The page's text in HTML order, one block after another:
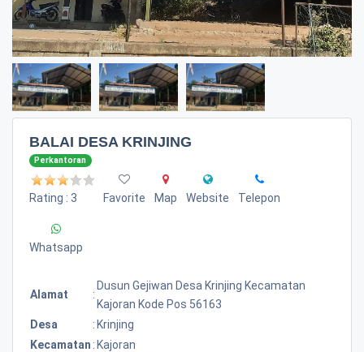
BALAI DESA KRINJING
Perkantoran
Rating : 3 Favorite Map Website Telepon
Whatsapp
Alamat :
Dusun Gejiwan Desa Krinjing Kecamatan
Kajoran Kode Pos 56163
Desa
: Krinjing
Kecamatan : Kajoran